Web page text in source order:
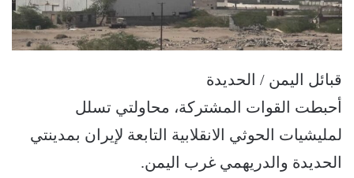
قبائل اليمن / الحديدة
أحبطت القوات المشتركة، محاولتي تسلل
لمليشيات الحوثي الانقلابية التابعة لإيران بمدينتي
الحديدة والدريهمي غرب اليمن.